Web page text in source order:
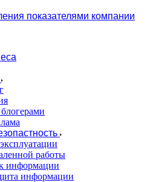
показателями компании
работы
информации
информации